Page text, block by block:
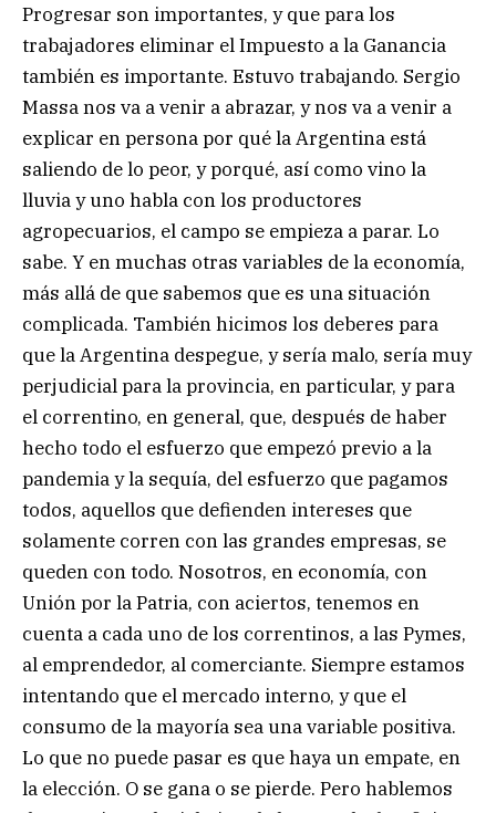
Progresar son importantes, y que para los
trabajadores eliminar el Impuesto a la Ganancia
también es importante. Estuvo trabajando. Sergio
Massa nos va a venir a abrazar, y nos va a venir a
explicar en persona por qué la Argentina está
saliendo de lo peor, y porqué, así como vino la
lluvia y uno habla con los productores
agropecuarios, el campo se empieza a parar. Lo
sabe. Y en muchas otras variables de la economía,
más allá de que sabemos que es una situación
complicada. También hicimos los deberes para
que la Argentina despegue, y sería malo, sería muy
perjudicial para la provincia, en particular, y para
el correntino, en general, que, después de haber
hecho todo el esfuerzo que empezó previo a la
pandemia y la sequía, del esfuerzo que pagamos
todos, aquellos que defienden intereses que
solamente corren con las grandes empresas, se
queden con todo. Nosotros, en economía, con
Unión por la Patria, con aciertos, tenemos en
cuenta a cada uno de los correntinos, a las Pymes,
al emprendedor, al comerciante. Siempre estamos
intentando que el mercado interno, y que el
consumo de la mayoría sea una variable positiva.
Lo que no puede pasar es que haya un empate, en
la elección. O se gana o se pierde. Pero hablemos